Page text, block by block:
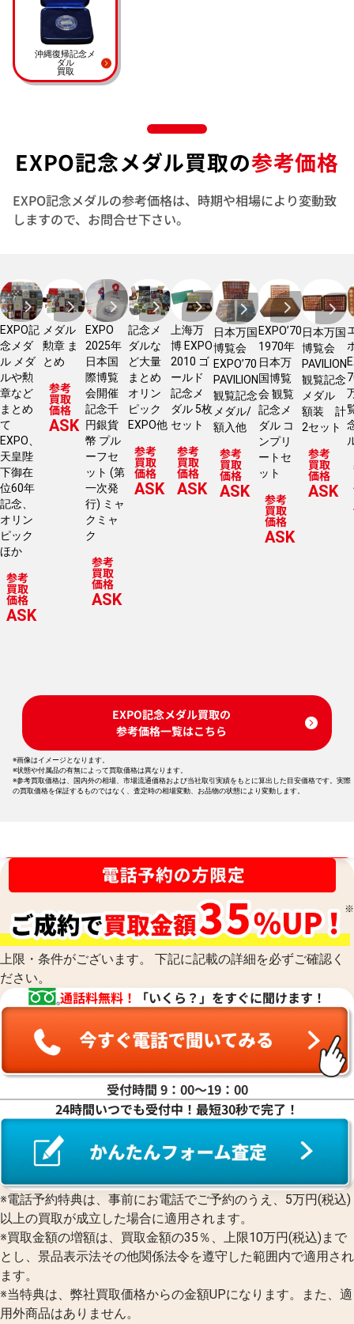
沖縄復帰記念メ
ダル
買取
EXPO記念メダル買取の参考価格
EXPO記念メダルの参考価格は、時期や相場により変動致
しますので、お問合せ下さい。
EXPO記
念メダ
ル メダ
ルや勲
章など
まとめ
て
EXPO、
天皇陛
下御在
位60年
記念、
オリン
ピック
ほか
参考
買取
価格
ASK
メダル
勲章 ま
とめ
参考
買取
価格
ASK
EXPO
2025年
日本国
際博覧
会開催
記念千
円銀貨
幣 プル
ーフセ
ット (第
一次発
行) ミャ
クミャ
ク
参考
買取
価格
ASK
記念メ
ダルな
ど大量
まとめ
オリン
ピック
EXPO他
参考
買取
価格
ASK
上海万
博 EXPO
2010 ゴ
ールド
記念メ
ダル 5枚
セット
参考
買取
価格
ASK
日本万国
博覧会
EXPO’70
PAVILION
観覧記念
メダル/
額入他
参考
買取
価格
ASK
EXPO’70
1970年
日本万
国博覧
会 観覧
記念メ
ダル コ
ンプリ
ートセ
ット
参考
買取
価格
ASK
日本万国
博覧会
PAVILION
観覧記念
メダル
額装 計
2セット
参考
買取
価格
ASK
EXPO記念メダル買取の
参考価格一覧はこちら
※画像はイメージとなります。
※状態や付属品の有無によって買取価格は異なります。
※参考買取価格は、国内外の相場、市場流通価格および当社取引実績をもとに算出した目安価格です。実際
の買取価格を保証するものではなく、査定時の相場変動、お品物の状態により変動します。
上限・条件がございます。 下記に記載の詳細を必ずご確認く
ださい。
通話料無料！ 「いくら？」をすぐに聞けます！
受付時間 9：00〜19：00
24時間いつでも受付中！最短30秒で完了！
※電話予約特典は、事前にお電話でご予約のうえ、5万円(税込)
以上の買取が成立した場合に適用されます。
※買取金額の増額は、買取金額の35％、上限10万円(税込)まで
とし、景品表示法その他関係法令を遵守した範囲内で適用され
ます。
※当特典は、弊社買取価格からの金額UPになります。また、適
用外商品はありません。